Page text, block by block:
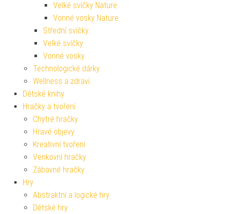
Velké svíčky Nature
Vonné vosky Nature
Střední svíčky
Velké svíčky
Vonné vosky
Technologické dárky
Wellness a zdraví
Dětské knihy
Hračky a tvoření
Chytré hračky
Hravé objevy
Kreativní tvoření
Venkovní hračky
Zábavné hračky
Hry
Abstraktní a logické hry
Dětské hry